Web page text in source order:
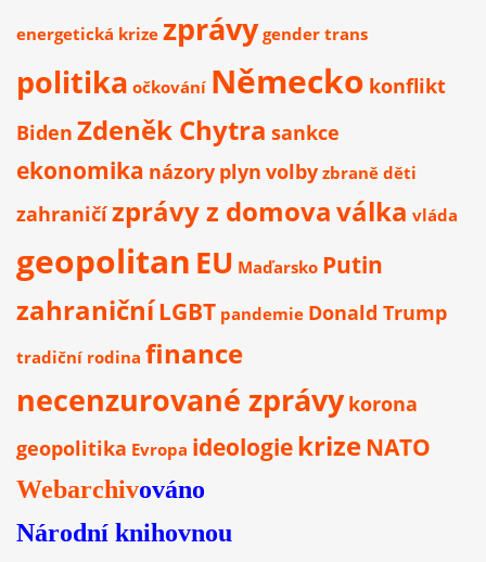
energetická krize zprávy gender trans
politika očkování Německo konflikt
Biden Zdeněk Chytra sankce
ekonomika názory plyn volby zbraně děti
zahraničízprávy z domovaválka vláda
geopolitan EU Maďarsko Putin
zahraničníLGBT pandemie Donald Trump
tradiční rodina finance
necenzurované zprávy korona
geopolitika Evropa ideologiekrizeNATO
Webarchivováno
Národní knihovnou